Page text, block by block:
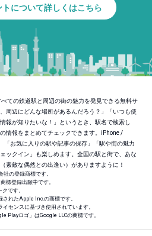
について詳しくはこちら
ての鉄道駅と周辺の街の魅力を発見できる無料サ
周辺にどんな場所があるんだろう？」「いつも使
報が知りたいな！」というとき、駅名で検索し
情報をまとめてチェックできます。iPhone /
お気に入りの駅や記事の保存」「駅や街の魅力
ックイン」も楽しめます。全国の駅と街で、あな
素敵な偶然との出逢い）がありますように！
社の登録商標です。
標登録出願中です。
です。
されたApple Inc.の商標です。
センスに基づき使用されています。
Playロゴ」はGoogle LLCの商標です。